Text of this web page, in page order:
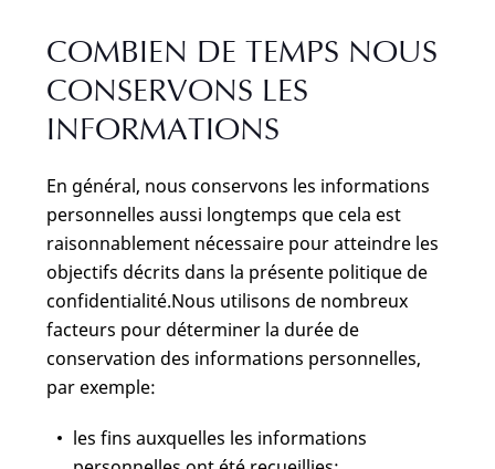
COMBIEN DE TEMPS NOUS
CONSERVONS LES
INFORMATIONS
En général, nous conservons les informations
personnelles aussi longtemps que cela est
raisonnablement nécessaire pour atteindre les
objectifs décrits dans la présente politique de
confidentialité.Nous utilisons de nombreux
facteurs pour déterminer la durée de
conservation des informations personnelles,
par exemple:
les fins auxquelles les informations